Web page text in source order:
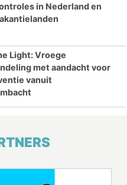
in Nederland en
Light: Vroege
met aandacht voor
vanuit